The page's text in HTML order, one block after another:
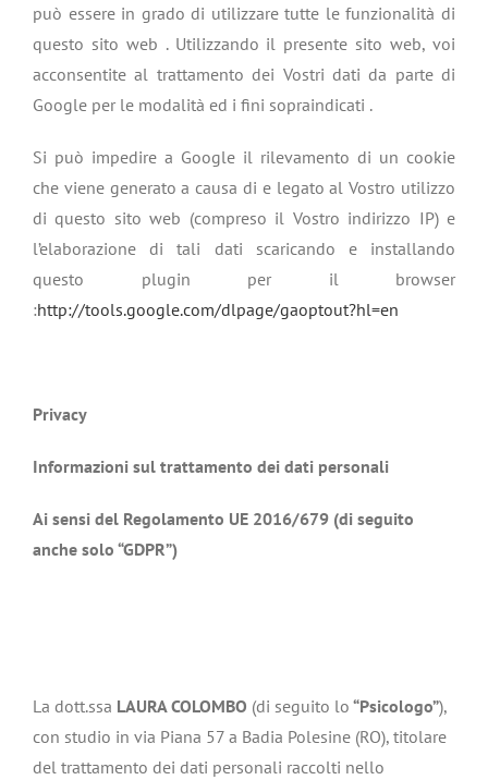
può essere in grado di utilizzare tutte le funzionalità di
questo sito web . Utilizzando il presente sito web, voi
acconsentite al trattamento dei Vostri dati da parte di
Google per le modalità ed i fini sopraindicati .
Si può impedire a Google il rilevamento di un cookie
che viene generato a causa di e legato al Vostro utilizzo
di questo sito web (compreso il Vostro indirizzo IP) e
l’elaborazione di tali dati scaricando e installando
questo plugin per il browser
:http://tools.google.com/dlpage/gaoptout?hl=en
Privacy
Informazioni sul trattamento dei dati personali
Ai sensi del Regolamento UE 2016/679 (di seguito
anche solo “GDPR”)
La dott.ssa LAURA COLOMBO (di seguito lo “Psicologo”),
con studio in via Piana 57 a Badia Polesine (RO), titolare
del trattamento dei dati personali raccolti nello